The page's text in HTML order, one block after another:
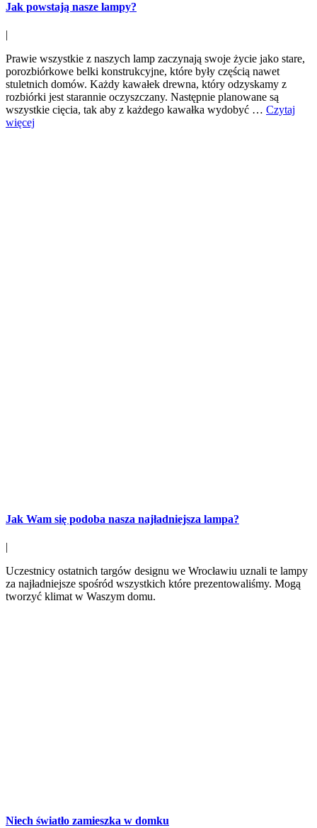
Jak powstają nasze lampy?
|
Prawie wszystkie z naszych lamp zaczynają swoje życie jako stare,
porozbiórkowe belki konstrukcyjne, które były częścią nawet
stuletnich domów. Każdy kawałek drewna, który odzyskamy z
rozbiórki jest starannie oczyszczany. Następnie planowane są
wszystkie cięcia, tak aby z każdego kawałka wydobyć … Czytaj
więcej
Jak Wam się podoba nasza najładniejsza lampa?
|
Uczestnicy ostatnich targów designu we Wrocławiu uznali te lampy
za najładniejsze spośród wszystkich które prezentowaliśmy. Mogą
tworzyć klimat w Waszym domu.
Niech światło zamieszka w domku